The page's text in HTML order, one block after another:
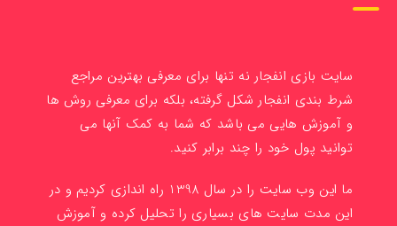
سایت بازی انفجار نه تنها برای معرفی بهترین مراجع
شرط بندی انفجار شکل گرفته، بلکه برای معرفی روش ها
و آموزش هایی می باشد که شما به کمک آنها می
توانید پول خود را چند برابر کنید.
ما این وب سایت را در سال 1398 راه اندازی کردیم و در
این مدت سایت های بسیاری را تحلیل کرده و آموزش